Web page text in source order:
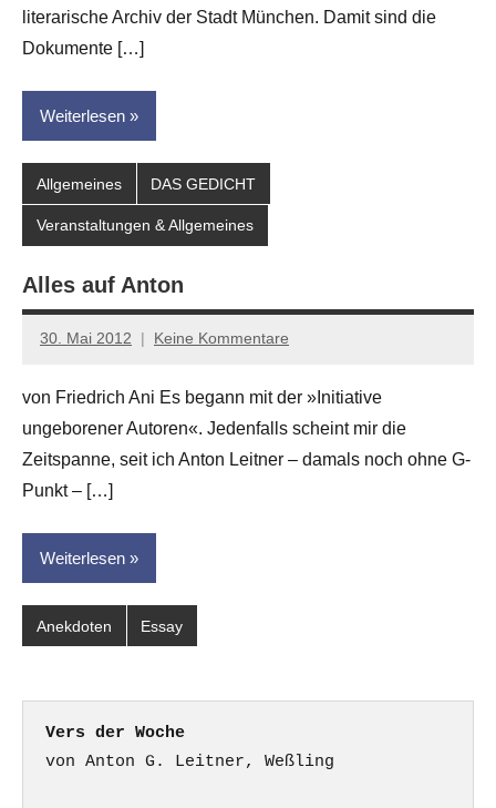
dasgedichtblog
literarische Archiv der Stadt München. Damit sind die
Dokumente […]
Weiterlesen
Allgemeines DAS GEDICHT
Veranstaltungen & Allgemeines
Alles auf Anton
30. Mai 2012
Anton
Leitner
Keine Kommentare
von Friedrich Ani Es begann mit der »Initiative
ungeborener Autoren«. Jedenfalls scheint mir die
Zeitspanne, seit ich Anton Leitner – damals noch ohne G-
Punkt – […]
Weiterlesen
Anekdoten Essay
Vers der Woche